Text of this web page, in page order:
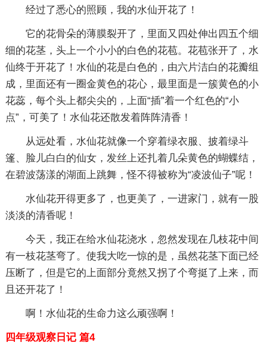
经过了悉心的照顾，我的水仙开花了！
它的花骨朵的薄膜裂开了，里面又四处伸出四五个细
细的花茎，头上一个小小的白色的花苞。花苞张开了，水
仙终于开花了！水仙的花是白色的，由六片洁白的花瓣组
成，里面还有一圈金黄色的花心，最里面是一簇黄色的小
花蕊，每个头上都尖尖的，上面“插”着一个红色的“小
点”，可美了！水仙花还散发着阵阵清香！
从远处看，水仙花就像一个穿着绿衣服、披着绿斗
篷、脸儿白白的仙女，发丝上还扎着几朵黄色的蝴蝶结，
在碧波荡漾的湖面上跳舞，怪不得被称为“凌波仙子”呢！
水仙花开得更多了，也更美了，一进家门，就有一股
淡淡的清香呢！
今天，我正在给水仙花浇水，忽然发现在几枝花中间
有一枝花茎弯了。使我大吃一惊的是，虽然花茎下面已经
压断了，但是它的上面部分竟然又拐了个弯挺了上来，而
且还开花了！
啊！水仙花的生命力这么顽强啊！
四年级观察日记 篇4